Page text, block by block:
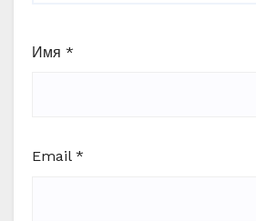
Имя *
Email *